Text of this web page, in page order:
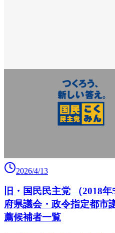
2026/4/13
旧・国民民主党 （2018
府県議会・政令指定都
薦候補者一覧